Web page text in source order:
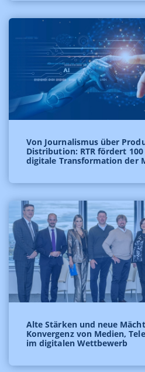
Von Journalismus über
Distribution: RTR fördert
digitale Transformation der
Alte Stärken und neue
Konvergenz von Medien,
im digitalen Wettbewerb